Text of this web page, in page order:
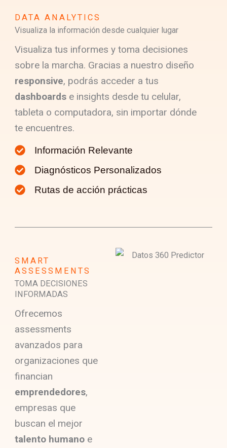
DATA ANALYTICS
Visualiza la información desde cualquier lugar
Visualiza tus informes y toma decisiones
sobre la marcha. Gracias a nuestro diseño
responsive, podrás acceder a tus
dashboards e insights desde tu celular,
tableta o computadora, sin importar dónde
te encuentres.
Información Relevante
Diagnósticos Personalizados
Rutas de acción prácticas
SMART
ASSESSMENTS
TOMA DECISIONES
INFORMADAS
Ofrecemos
assessments
avanzados para
organizaciones que
financian
emprendedores,
empresas que
buscan el mejor
talento humano e